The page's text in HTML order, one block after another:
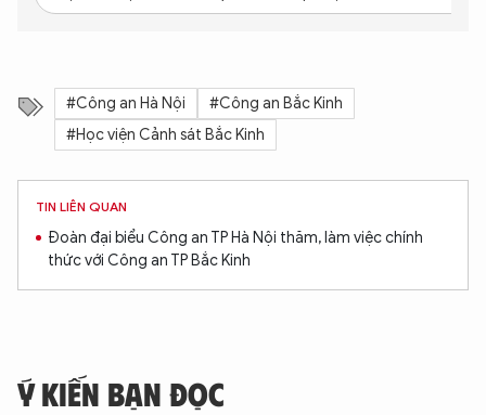
#Công an Hà Nội
#Công an Bắc Kinh
#Học viện Cảnh sát Bắc Kinh
TIN LIÊN QUAN
Đoàn đại biểu Công an TP Hà Nội thăm, làm việc chính
thức với Công an TP Bắc Kinh
Ý KIẾN BẠN ĐỌC